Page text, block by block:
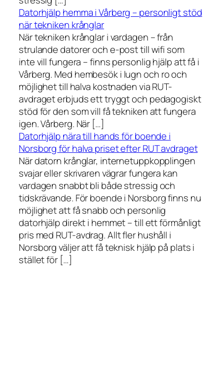
Datorhjälp hemma i Vårberg – personligt stöd
när tekniken krånglar
När tekniken krånglar i vardagen – från
strulande datorer och e-post till wifi som
inte vill fungera – finns personlig hjälp att få i
Vårberg. Med hembesök i lugn och ro och
möjlighet till halva kostnaden via RUT-
avdraget erbjuds ett tryggt och pedagogiskt
stöd för den som vill få tekniken att fungera
igen. Vårberg. När […]
Datorhjälp nära till hands för boende i
Norsborg för halva priset efter RUT avdraget
När datorn krånglar, internetuppkopplingen
svajar eller skrivaren vägrar fungera kan
vardagen snabbt bli både stressig och
tidskrävande. För boende i Norsborg finns nu
möjlighet att få snabb och personlig
datorhjälp direkt i hemmet – till ett förmånligt
pris med RUT-avdrag. Allt fler hushåll i
Norsborg väljer att få teknisk hjälp på plats i
stället för […]